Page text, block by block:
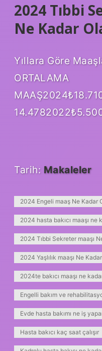
2024 Tıbbi
Ne Kadar
Yıllara Göre
ORTALAMA
Tarih: Makaleler
2024 Engeli maaş Ne Kadar
2024 hasta bakıcı maaşı ne
2024 Tıbbi Sekreter maaşı
2024 Yaşlılık maaşı Ne Kadar
2024te bakıcı maaşı ne
Engelli bakım ve
Evde hasta bakımı ne iş
Hasta bakıcı kaç saat çalışır